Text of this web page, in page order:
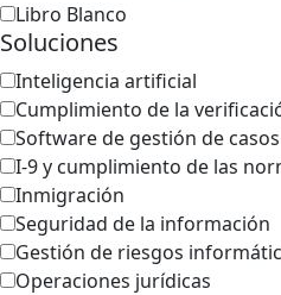
Libro Blanco
Soluciones
Inteligencia artificial
Cumplimiento de la
Software de gestión de casos
I-9 y cumplimiento de las
Inmigración
Seguridad de la información
Gestión de riesgos
Operaciones jurídicas